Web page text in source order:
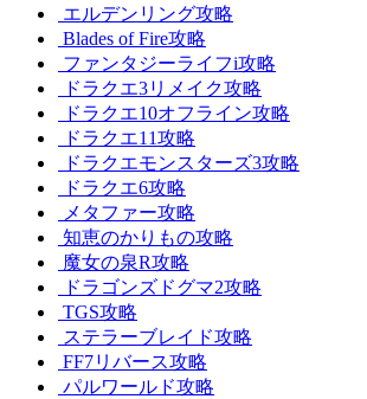
エルデンリング攻略
Blades of Fire攻略
ファンタジーライフi攻略
ドラクエ3リメイク攻略
ドラクエ10オフライン攻略
ドラクエ11攻略
ドラクエモンスターズ3攻略
ドラクエ6攻略
メタファー攻略
知恵のかりもの攻略
魔女の泉R攻略
ドラゴンズドグマ2攻略
TGS攻略
ステラーブレイド攻略
FF7リバース攻略
パルワールド攻略